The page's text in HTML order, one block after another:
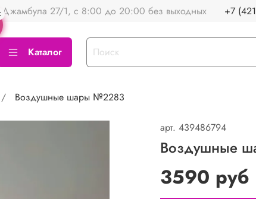
27/1, с 8:00 до 20:00 без выходных +7
Каталог
Воздушные шары №2283
арт. 439486794
Воздушные
3590 руб